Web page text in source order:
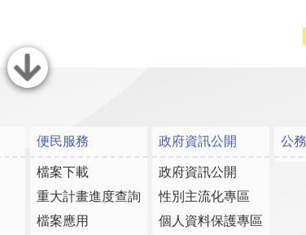
關閉
便民服務
檔案下載
重大計畫進度查詢
檔案應用
政府資訊公開
政府資訊公開
性別主流化專區
個人資料保護專區
公